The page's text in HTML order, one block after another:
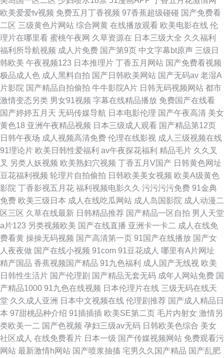
欧美爱爱tv视频 免费五月丁香视频 97香蕉超级碰碰 国产免费看
二区 三级黄色片网站 综合网黄 在线播放观看 欧美电影在线 伦
理片在哪里看 蜜桃午夜网 久草资源在 日本三级大全 久久福利
福利所导航视频 成人片免费 国产第9页 中文字幕bt原声 三级日
韩欧美 午夜视频123 日本推理片 丁香五月网站 国产免费看视频
极品成人色 成人黑料自拍 国产日韩欧美网站 国产无码av 老湿A
片影院 国产精品自拍偷拍 牛牛影院A片 日韩无码视频网站 都市
激情变态另类 男女91视频 字幕在线精品播放 免费国产在线看
国产婷婷五月天 无码传媒导航 日本电影伦理 国产午夜高清 美女
黄色18 亚洲午夜精品视频 日本三级成人观看 国产精品第12页
日韩午夜场 成人视频高清免费 伦理在线影视 成人三级视频在线
91理论片 欧美日韩性爱福利 av午夜探花福利 精品毛片 久久叉
叉 另类人妖视频 欧美熟妇穴视频 丁香五月V国产 日韩黄色网址
豆花福利视频 轮理片自拍偷拍 日韩欧美美女视频 欧美A级黄色
影院 丁香影视五月花 福利视频电影久久 污污污污免费 91金典
免费 欧美三级日本 成人在线吃瓜网站 成人岛国影院 成人动漫二
区三区 久草在线最新 日韩精品推荐 国产精品一区自拍 男人天堂
a片123 另类视频欧美 国产在线直播 亚洲卡一卡二 成人在线免
费看黄 操操无码视频 国产高清第一页 91国产在线播放 国产女
人夜夜做 国产在线小视频 91com 91豆花成人 哪里有A片网址
精产国品 香蕉视频国产精品 91九色福利 成人国产无线视 欧美
日韩性生活片 国产伦理剧 国产精品无套无码 成年人网站免费 国
产精品1000 91九色在线视频 日本伦理片在线 三级无码在线天
堂 久久成人亚洲 日本中文视频在线 伦理剧推荐 国产成人精品日
本 97甜桃品种介绍 91插插插 欧美SE第二页 毛片内射女 激情另
类欧美一二 国产色视频 孕妇三级av无码 日韩欧美色综合 美女
社区成人 在线免费看片 日本一级 国产传媒视频网站 免费观看污
网站 最新激情h网站 国产喷浆抽搐 宅男久久国产精品 国产乱肥